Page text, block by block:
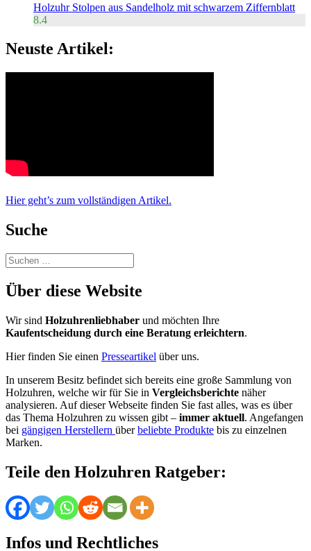
Holzuhr Stolpen aus Sandelholz mit schwarzem Ziffernblatt
8.4
Neuste Artikel:
Hier geht’s zum vollständigen Artikel.
Suche
Suchen
nach:
Über diese Website
Wir sind Holzuhrenliebhaber und möchten Ihre
Kaufentscheidung durch eine Beratung erleichtern.
Hier finden Sie einen Presseartikel über uns.
In unserem Besitz befindet sich bereits eine große Sammlung von
Holzuhren, welche wir für Sie in Vergleichsberichte näher
analysieren. Auf dieser Webseite finden Sie fast alles, was es über
das Thema Holzuhren zu wissen gibt – immer aktuell. Angefangen
bei gängigen Herstellern überbeliebte Produkte bis zu einzelnen
Marken.
Teile den Holzuhren Ratgeber:
Infos und Rechtliches